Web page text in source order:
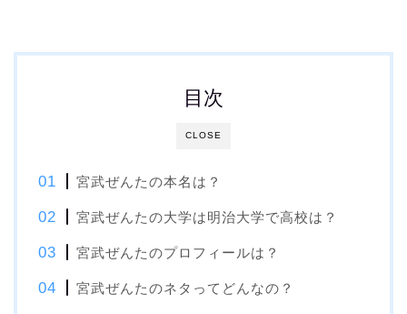
CLOSE
目次
宮武ぜんたの本名は？
宮武ぜんたの大学は明治大学で高校は？
宮武ぜんたのプロフィールは？
宮武ぜんたのネタってどんなの？